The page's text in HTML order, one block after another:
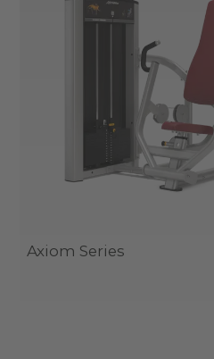
Axiom Series